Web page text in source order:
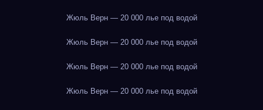
Жюль Верн — 20 000 лье под водой
Жюль Верн — 20 000 лье под водой
Жюль Верн — 20 000 лье под водой
Жюль Верн — 20 000 лье под водой